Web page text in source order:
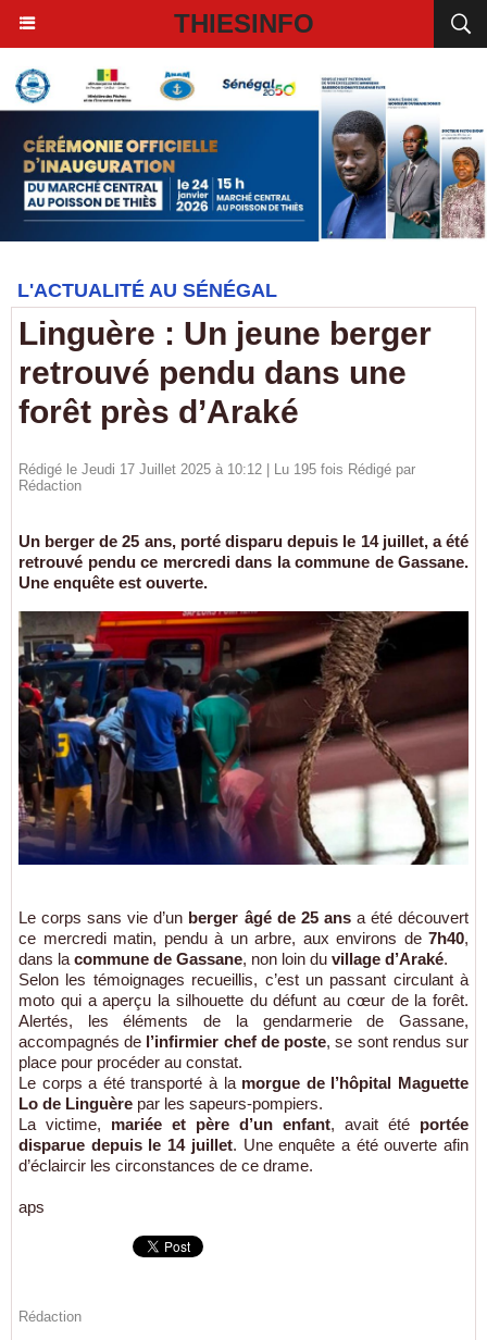
THIESINFO
L'ACTUALITÉ AU SÉNÉGAL
Linguère : Un jeune berger
retrouvé pendu dans une
forêt près d’Araké
Rédigé le Jeudi 17 Juillet 2025 à 10:12 | Lu 195 fois Rédigé par
Rédaction
Un berger de 25 ans, porté disparu depuis le 14 juillet, a été
retrouvé pendu ce mercredi dans la commune de Gassane.
Une enquête est ouverte.
Le corps sans vie d’un berger âgé de 25 ansa été découvert
ce mercredi matin, pendu à un arbre, aux environs de 7h40,
dans la commune de Gassane, non loin du village d’Araké.
Selon les témoignages recueillis, c’est un passant circulant à
moto qui a aperçu la silhouette du défunt au cœur de la forêt.
Alertés, les éléments de la gendarmerie de Gassane,
accompagnés de l’infirmier chef de poste, se sont rendus sur
place pour procéder au constat.
Le corps a été transporté à la morgue de l’hôpital Maguette
Lo de Linguère par les sapeurs-pompiers.
La victime, mariée et père d’un enfant, avait été portée
disparue depuis le 14 juillet. Une enquête a été ouverte afin
d’éclaircir les circonstances de ce drame.
aps
Rédaction